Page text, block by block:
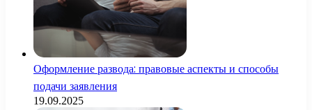
Оформление развода: правовые аспекты и способы
подачи заявления
19.09.2025